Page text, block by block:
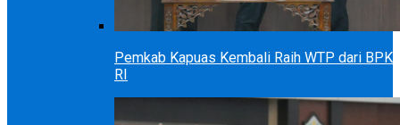
Pemkab Kapuas Kembali Raih WTP dari BPK
RI